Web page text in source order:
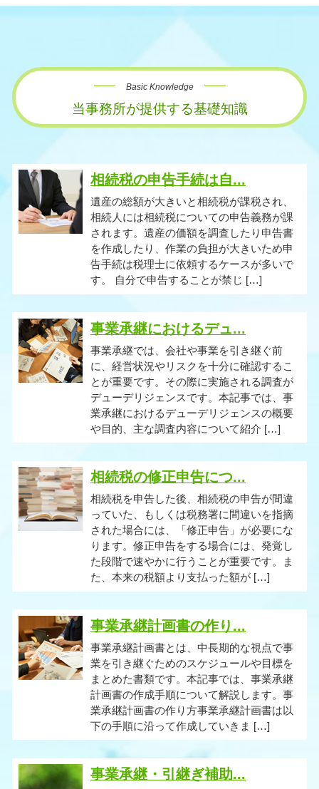
Basic Knowledge
当事務所が提供する基礎知識
相続税の申告手続は自...
遺産の総額が大きいと相続税が課税され、
相続人には相続税についての申告義務が課
されます。遺産の価額を調査したり申告書
を作成したり、作業の負担が大きいため申
告手続は税理士に依頼するケースが多いで
す。 自分で申告することが禁じ […]
事業承継におけるデュ...
事業承継では、会社や事業を引き継ぐ前
に、経営状況やリスクを十分に確認するこ
とが重要です。その際に実施される調査が
デューデリジェンスです。本記事では、事
業承継におけるデューデリジェンスの概要
や目的、主な調査内容について紹介 […]
相続税の修正申告につ...
相続税を申告した後、相続税の申告が間違
っていた、もしくは税務署に間違いを指摘
された場合には、「修正申告」が必要にな
ります。修正申告をする場合には、発覚し
た段階で速やかに行うことが重要です。ま
た、本来の税額より支払った額が […]
事業承継計画書の作り...
事業承継計画書とは、中長期的な視点で事
業を引き継ぐためのスケジュールや目標を
まとめた書類です。本記事では、事業承継
計画書の作成手順について解説します。事
業承継計画書の作り方事業承継計画書は以
下の手順に沿って作成していきま […]
事業承継・引継ぎ補助...